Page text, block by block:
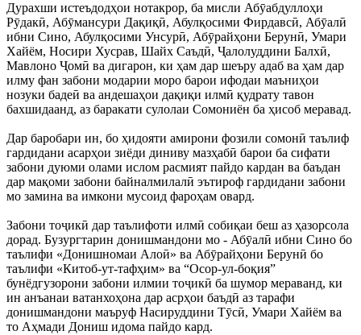
Дурахши истеъдодҳои нотакрор, ба мисли Абӯабдуллоҳи
Рӯдакӣ, Абӯмансури Дақиқӣ, Абулқосими Фирдавсӣ, Абӯалӣ
ибни Сино, Абулқосими Унсурӣ, Абӯрайҳони Берунӣ, Умари
Хайём, Носири Хусрав, Шайх Саъдӣ, Ҷалолуддини Балхӣ,
Мавлоно Ҷомӣ ва дигарон, ки ҳам дар шеъру адаб ва ҳам дар
илму фан забони модарии моро барои ифодаи маъниҳои
нозуки бадеӣ ва андешаҳои дақиқи илмӣ қудрату тавон
бахшидаанд, аз баракати сулолаи Сомониён ба ҳисоб меравад.
Дар баробари ин, бо ҳидояти амирони фозили сомонӣ таълиф
гардидани асарҳои зиёди диниву мазҳабӣ барои ба сифати
забони дуюми олами ислом расмият пайдо кардан ва баъдан
дар мақоми забони байналмилалӣ эътироф гардидани забони
мо замина ва имкони мусоид фароҳам овард.
Забони тоҷикӣ дар таълифоти илмӣ собиқаи беш аз ҳазорсола
дорад. Бузургтарин донишмандони мо - Абӯалӣ ибни Сино бо
таълифи «Донишномаи Алоӣ» ва Абӯрайҳони Берунӣ бо
таълифи «Китоб-ут-тафҳим» ва “Осор-ул-боқия”
бунёдгузорони забони илмии тоҷикӣ ба шумор мераванд, ки
ин анъанаи ватанхоҳона дар асрҳои баъдӣ аз тарафи
донишмандони маъруф Насируддини Тӯсӣ, Умари Хайём ва
то Аҳмади Дониш идома пайдо кард.